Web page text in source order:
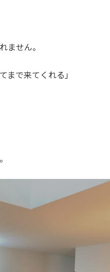
ません。
まで来てくれる」